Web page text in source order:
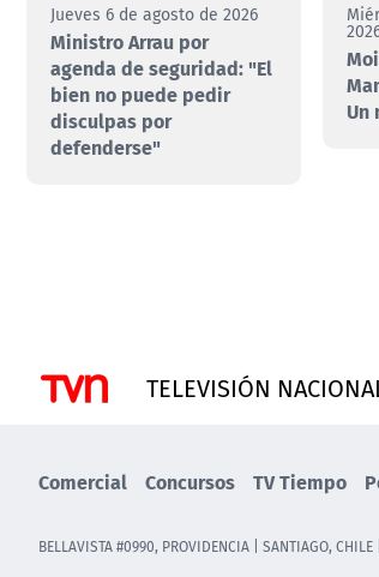
Jueves 6 de agosto de 2026
Ministro Arrau por
agenda de seguridad: "El
bien no puede pedir
disculpas por
defenderse"
Un
TELEVISIÓN
Comercial Concursos TV Tiempo
BELLAVISTA #0990, PROVIDENCIA | SANTIAGO, CHILE